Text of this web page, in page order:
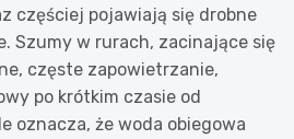
częściej pojawiają się drobne
Szumy w rurach, zacinające się
częste zapowietrzanie,
po krótkim czasie od
oznacza, że woda obiegowa